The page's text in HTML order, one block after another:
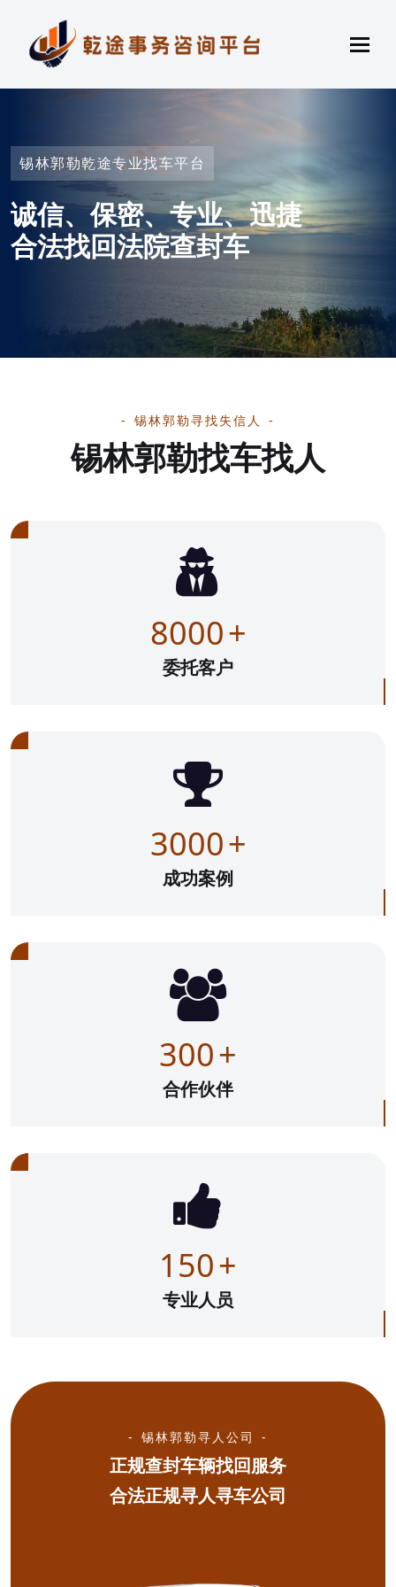
锡林郭勒乾途专业找车平台
诚信、保密、专业、迅捷
合法找回法院查封车
锡林郭勒寻找失信人
锡林郭勒找车找人
8000+
委托客户
3000+
成功案例
300+
合作伙伴
150+
专业人员
锡林郭勒寻人公司
正规查封车辆找回服务
合法正规寻人寻车公司